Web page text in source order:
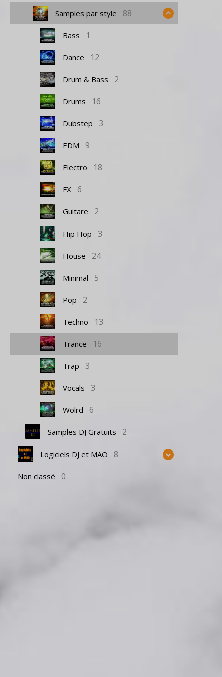
Samples par style 88
Bass 1
Dance 12
Drum & Bass 2
Drums 16
Dubstep 3
EDM 9
Electro 18
FX 6
Guitare 2
Hip Hop 3
House 24
Minimal 5
Pop 2
Techno 13
Trance 16
Trap 3
Vocals 3
Wolrd 6
Samples DJ Gratuits 2
Logiciels DJ et MAO 8
Non classé 0